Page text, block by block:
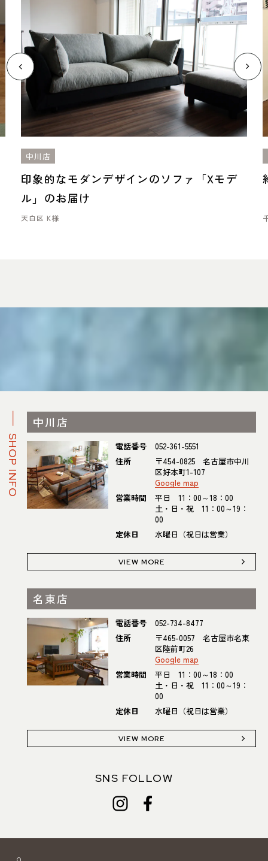
中川店
印象的なモダンデザインのソファ「Xモデ
ル」のお届け
天白区 K様
SHOP INFO
中川店
電話番号
052-361-5551
住所
〒454-0825 名古屋市中川
区好本町1-107
Google map
営業時間
平日 11：00～18：00
土・日・祝 11：00～19：
00
定休日
水曜日（祝日は営業）
VIEW MORE
名東店
電話番号
052-734-8477
住所
〒465-0057 名古屋市名東
区陸前町26
Google map
営業時間
平日 11：00～18：00
土・日・祝 11：00～19：
00
定休日
水曜日（祝日は営業）
VIEW MORE
SNS FOLLOW